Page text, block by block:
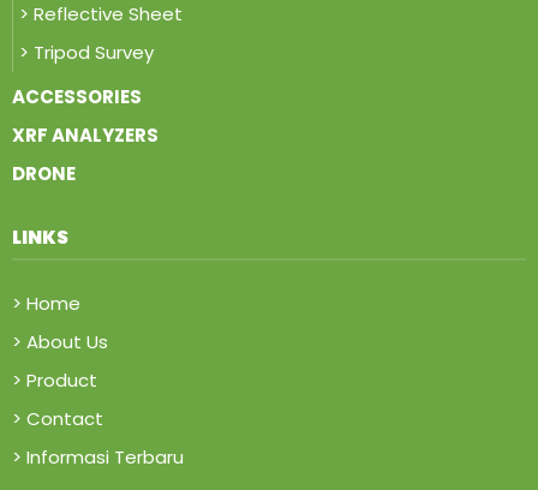
> Reflective Sheet
> Tripod Survey
ACCESSORIES
XRF ANALYZERS
DRONE
LINKS
> Home
> About Us
> Product
> Contact
> Informasi Terbaru